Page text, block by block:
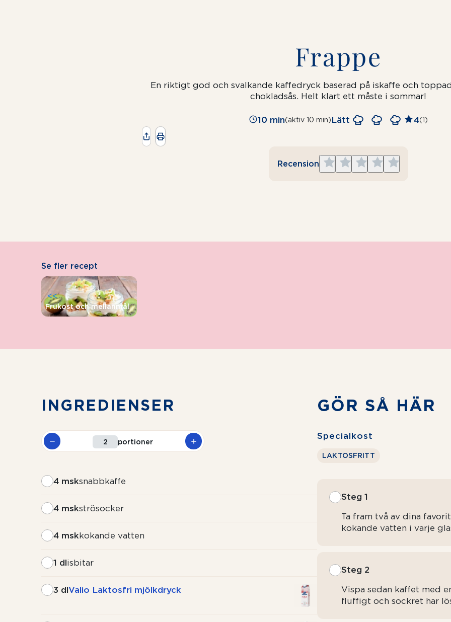
Frappe
En riktigt god och svalkande kaffedryck baserad på iskaffe och
chokladsås. Helt klart ett måste i sommar!
10 min(aktiv 10 min)Lätt 4(1)
Recension
Give
5
Give
4
Give
3
Give
2
Give
1
Se fler recept
Frukost och mellanmål
<<
INGREDIENSER
portioner
4 msksnabbkaffe
4 mskströsocker
4 mskkokande vatten
1 dlisbitar
3 dlValio Laktosfri mjölkdryck
GÖR SÅ HÄR
Specialkost
LAKTOSFRITT
Steg 1
Ta fram två av dina
kokande vatten i varje
Steg 2
Vispa sedan kaffet med
fluffigt och sockret har